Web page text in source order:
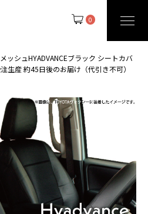
0
ッシュHYADVANCEブラック シートカバ
生産 約45日後のお届け（代引き不可）